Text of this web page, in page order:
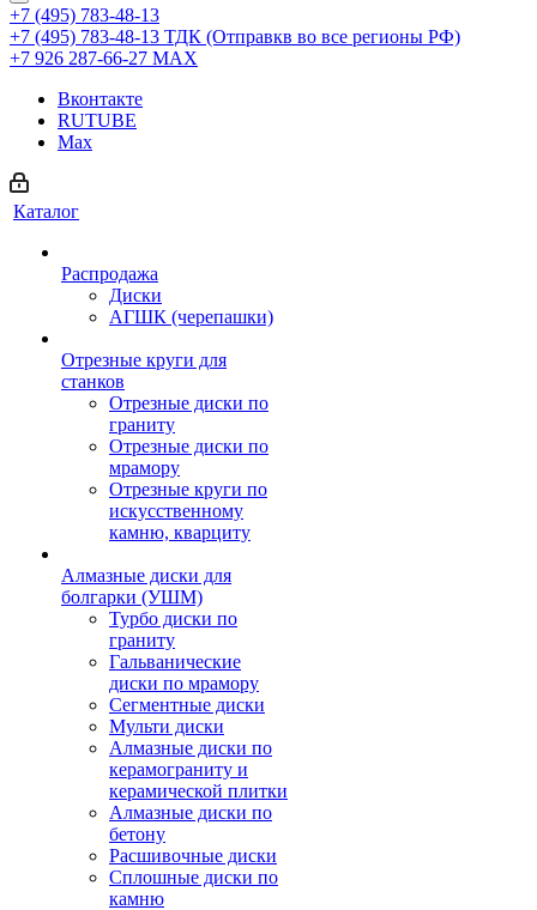
+7 (495) 783-48-13
+7 (495) 783-48-13 ТДК (Отправкв во все регионы РФ)
+7 926 287-66-27 МАХ
Вконтакте
RUTUBE
Max
Каталог
Распродажа
Диски
АГШК (черепашки)
Отрезные круги для
станков
Отрезные диски по
граниту
Отрезные диски по
мрамору
Отрезные круги по
искусственному
камню, кварциту
Алмазные диски для
болгарки (УШМ)
Турбо диски по
граниту
Гальванические
диски по мрамору
Сегментные диски
Мульти диски
Алмазные диски по
керамограниту и
керамической плитки
Алмазные диски по
бетону
Расшивочные диски
Сплошные диски по
камню